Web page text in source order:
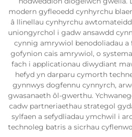
modern gyfleoedd cynhyrchu
â llinellau cynhyrchu
uniongyrchol i gadw ansawdd
cynnig amrywiol benodoliadau
gofynion cais amrywiol, o
fach i applicationau diwydiant
hefyd yn darparu cymorth
gynnwys dogfennu cynnyrch,
gwasanaeth ôl-gwerthu.
cadw partneriaethau strategol
sylfaen a sefydliadau ymchwil i
technoleg batris a sicrhau